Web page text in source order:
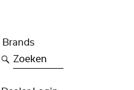
Brands
Zoeken